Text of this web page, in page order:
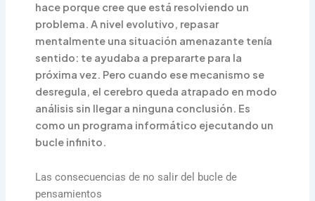
hace porque cree que está resolviendo un
problema. A nivel evolutivo, repasar
mentalmente una situación amenazante tenía
sentido: te ayudaba a prepararte para la
próxima vez. Pero cuando ese mecanismo se
desregula, el cerebro queda atrapado en modo
análisis sin llegar a ninguna conclusión. Es
como un programa informático ejecutando un
bucle infinito.
Las consecuencias de no salir del bucle de
pensamientos